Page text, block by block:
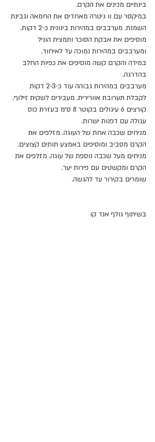
בינתיים מכינים את הקרם.
במיקסר עם וו גיטרה מאחדים את החמאה וגבינת
השמנת. מערבבים במהירות בינונית כ-2 דקות.
מוסיפים את אבקת הסוכר ותמצית הוניל
ומערבבים במהירות נמוכה עד לאיחוד.
במידה והקרם קשה מוסיפים את כפיות החלב
בהדרגה.
מערבבים במהירות גבוהה עוד כ-2-3 דקות
לקבלת תערובת אוורירית. מעבירים לשקית זילוף.
קורצים 6 עיגולים בקוטר 8 ס״מ בעזרת כוס
עגולה עם דפנות ישרות.
מניחים שכבה אחת של העוגה. מזלפים את
הקרם מסביב ומוסיפים באמצע תותים קצוצים.
מניחים מעל שכבה נוספת של עוגה. מזלפים את
הקרם ומקשטים עם פירות יער.
שומרים בקירור עד להגשה.
בשיתוף גולף אנד קו